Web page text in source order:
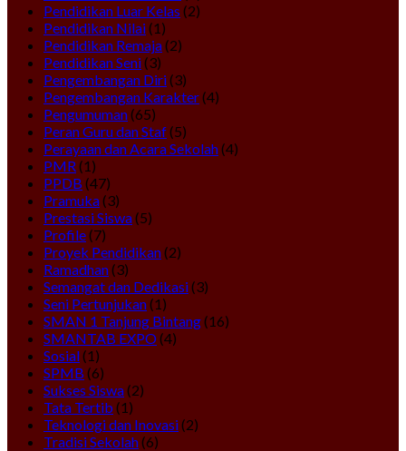
Pendidikan Luar Kelas (2)
Pendidikan Nilai(1)
Pendidikan Remaja(2)
Pendidikan Seni(3)
Pengembangan Diri(3)
Pengembangan Karakter(4)
Pengumuman(65)
Peran Guru dan Staf(5)
Perayaan dan Acara Sekolah(4)
PMR (1)
PPDB (47)
Pramuka(3)
Prestasi Siswa(5)
Profile(7)
Proyek Pendidikan(2)
Ramadhan(3)
Semangat dan Dedikasi(3)
Seni Pertunjukan(1)
SMAN 1 Tanjung Bintang(16)
SMANTAB EXPO(4)
Sosial(1)
SPMB (6)
Sukses Siswa(2)
Tata Tertib (1)
Teknologi dan Inovasi(2)
Tradisi Sekolah(6)